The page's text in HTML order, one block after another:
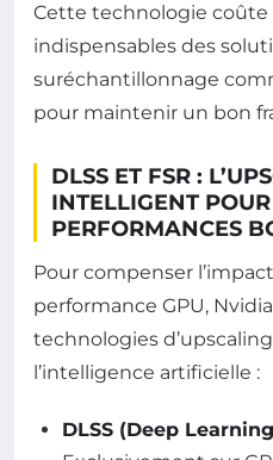
Cette technologie coûte
indispensables des
suréchantillonnage
pour maintenir un bon
DLSS ET FSR :
INTELLIGENT
PERFORMANCES
Pour compenser
performance GPU,
technologies
l’intelligence artificielle :
DLSS (Deep